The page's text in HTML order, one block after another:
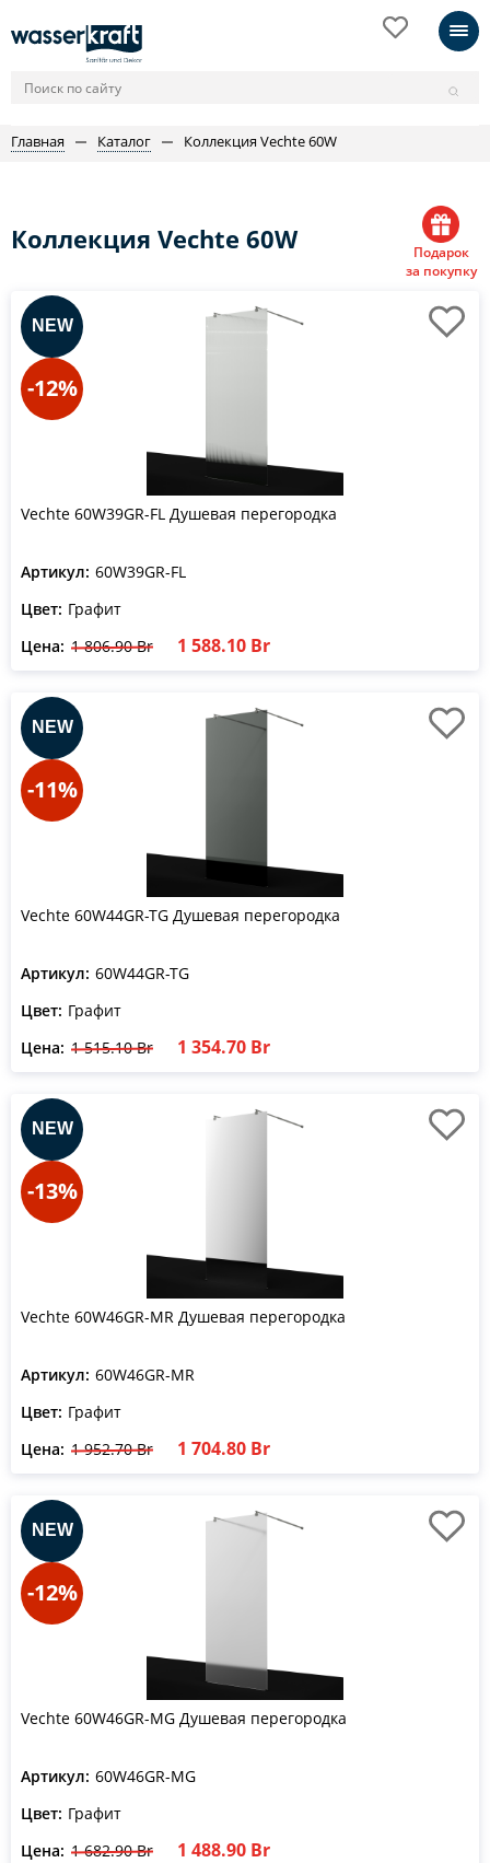
Главная Каталог Коллекция Vechte 60W
Коллекция Vechte 60W
Подарок
за покупку
-12%
Vechte 60W39GR-FL Душевая перегородка
Артикул: 60W39GR-FL
Цвет: Графит
Цена: 1 806.90 Br 1 588.10 Br
-11%
Vechte 60W44GR-TG Душевая перегородка
Артикул: 60W44GR-TG
Цвет: Графит
Цена: 1 515.10 Br 1 354.70 Br
-13%
Vechte 60W46GR-MR Душевая перегородка
Артикул: 60W46GR-MR
Цвет: Графит
Цена: 1 952.70 Br 1 704.80 Br
-12%
Vechte 60W46GR-MG Душевая перегородка
Артикул: 60W46GR-MG
Цвет: Графит
Цена: 1 682.90 Br 1 488.90 Br